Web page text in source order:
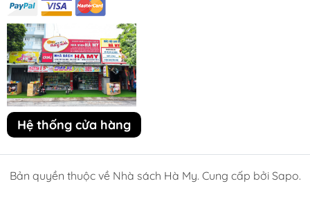
Hệ thống cửa hàng
Bản quyền thuộc về Nhà sách Hà My. Cung cấp bởi Sapo.